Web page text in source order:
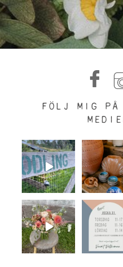
FÖLJ MIG PÅ